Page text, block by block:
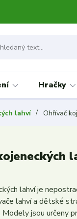
Hračky
lahví Ohřívač
lahví je
lahví a dětské
Modely jsou určeny